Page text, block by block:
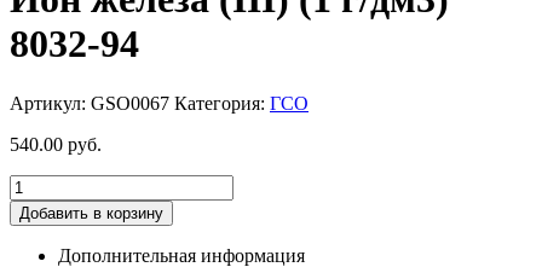
8032-94
Артикул: GSO0067 Категория: ГСО
540.00 руб.
Добавить в корзину
Дополнительная информация